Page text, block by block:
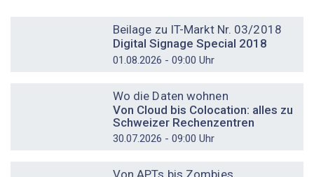
Beilage zu IT-Markt Nr. 03/2018
Digital Signage Special 2018
01.08.2026 - 09:00 Uhr
Wo die Daten wohnen
Von Cloud bis Colocation: alles zu
Schweizer Rechenzentren
30.07.2026 - 09:00 Uhr